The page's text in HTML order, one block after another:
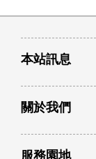
本站訊息
關於我們
服務園地